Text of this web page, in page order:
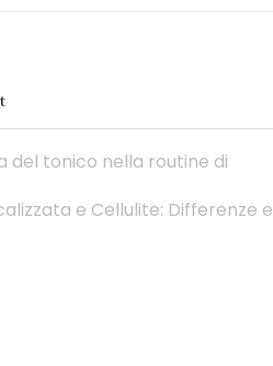
del tonico nella routine di
e Cellulite: Differenze e